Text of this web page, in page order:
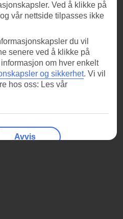
Ved å klikke på
vår nettside tilpasses ikke
du vil
senere ved å klikke på
om hver enkelt
og sikkerhet. Vi vil
hos oss: Les vår
Avvis